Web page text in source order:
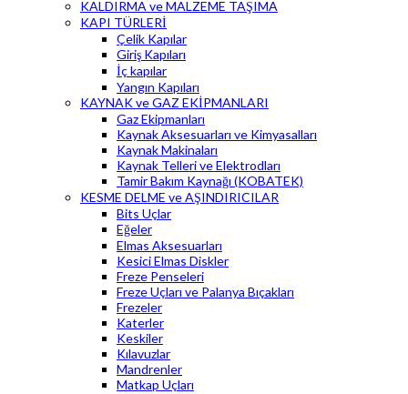
KALDIRMA ve MALZEME TAŞIMA
KAPI TÜRLERİ
Çelik Kapılar
Giriş Kapıları
İç kapılar
Yangın Kapıları
KAYNAK ve GAZ EKİPMANLARI
Gaz Ekipmanları
Kaynak Aksesuarları ve Kimyasalları
Kaynak Makinaları
Kaynak Telleri ve Elektrodları
Tamir Bakım Kaynağı (KOBATEK)
KESME DELME ve AŞINDIRICILAR
Bits Uçlar
Eğeler
Elmas Aksesuarları
Kesici Elmas Diskler
Freze Penseleri
Freze Uçları ve Palanya Bıçakları
Frezeler
Katerler
Keskiler
Kılavuzlar
Mandrenler
Matkap Uçları